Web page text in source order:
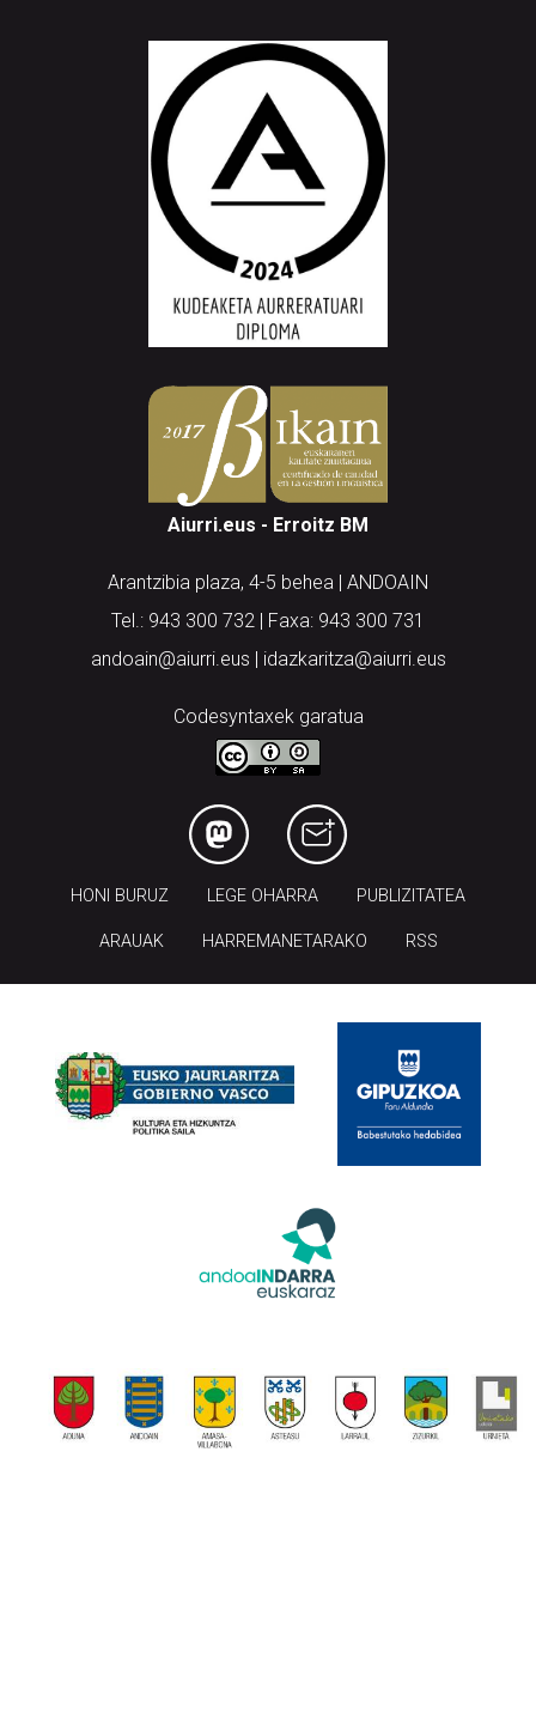
Aiurri.eus - Erroitz BM
Arantzibia plaza, 4-5 behea | ANDOAIN
Tel.: 943 300 732 | Faxa: 943 300 731
andoain@aiurri.eus | idazkaritza@aiurri.eus
Codesyntaxek garatua
HONI BURUZ LEGE OHARRA PUBLIZITATEA
ARAUAK HARREMANETARAKO RSS